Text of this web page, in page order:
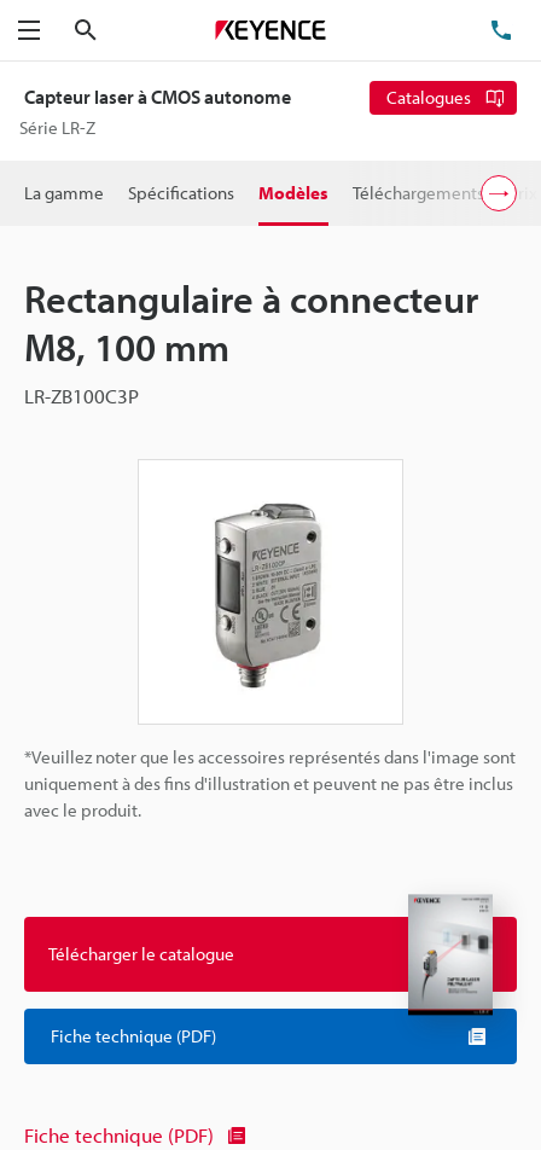
Menu
Capteur laser à CMOS autonome
Série LR-Z
Catalogues
La gamme Spécifications Modèles Téléchargements Prix
Rectangulaire à connecteur
M8, 100 mm
LR-ZB100C3P
*Veuillez noter que les accessoires représentés dans l'image sont
uniquement à des fins d'illustration et peuvent ne pas être inclus
avec le produit.
Télécharger le catalogue
Fiche technique (PDF)
Fiche technique (PDF)